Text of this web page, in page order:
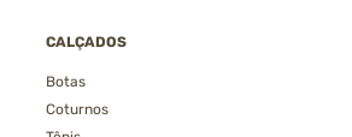
CALÇADOS
Botas
Coturnos